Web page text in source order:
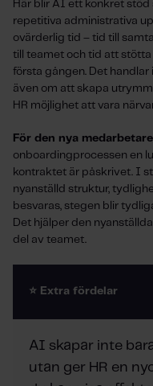
Här blir AI ett konkret stöd
repetitiva administrativa
ovärderlig tid – tid till
till teamet och tid att
första gången. Det
även om att skapa
HR möjlighet att vara
För den nya
onboardingprocessen en
kontraktet är påskrivet. I
nyanställd struktur,
besvaras, stegen blir
Det hjälper den
del av teamet.
⭐ Extra fördelar
AI skapar inte
utan ger HR en